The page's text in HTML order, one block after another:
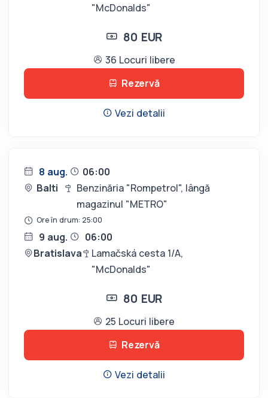
"McDonalds"
80 EUR
36 Locuri libere
Rezervă
Vezi detalii
8 aug.
06:00
Balti
Benzinăria "Rompetrol", lângă
magazinul "METRO"
Ore în drum: 25:00
9 aug.
06:00
Bratislava
Lamačská cesta 1/A,
"McDonalds"
80 EUR
25 Locuri libere
Rezervă
Vezi detalii